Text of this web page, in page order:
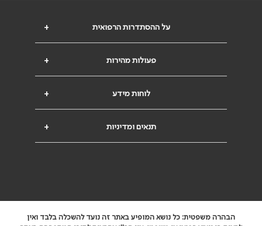
+ על ההסתדרות הרפואית
+ פעולות מהירות
+ לוחות מידע
+ תנאים ומדיניות
הבהרה משפטית: כל נושא המופיע באתר זה נועד להשכלה בלבד ואין